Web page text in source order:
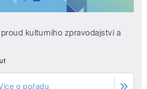
kulturního zpravodajství a
o pořadu